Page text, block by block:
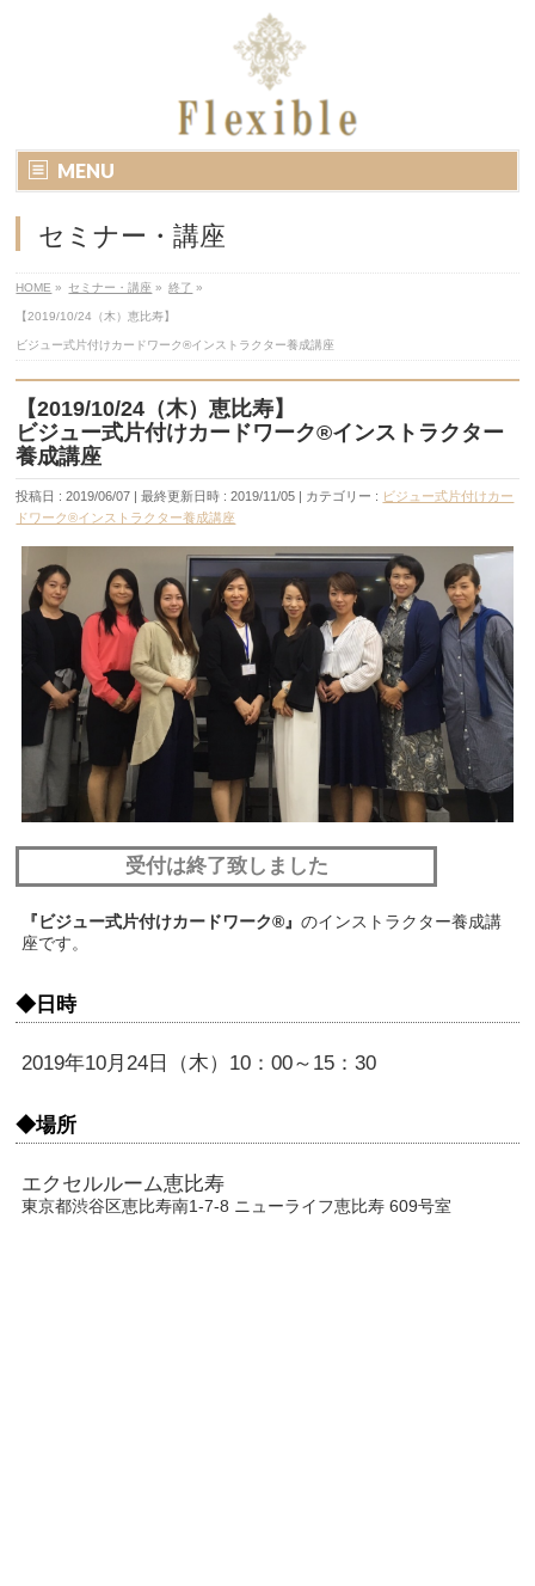
MENU
セミナー・講座
HOME » セミナー・講座 » 終了 »
【2019/10/24（木）恵比寿】
ビジュー式片付けカードワーク®インストラクター養成講座
【2019/10/24（木）恵比寿】
ビジュー式片付けカードワーク®インストラクター
養成講座
投稿日 : 2019/06/07 最終更新日時 : 2019/11/05 カテゴリー : ビジュー式片付けカー
ドワーク®インストラクター養成講座
受付は終了致しました
『ビジュー式片付けカードワーク®』のインストラクター養成講
座です。
◆日時
2019年10月24日（木）10：00～15：30
◆場所
エクセルルーム恵比寿
東京都渋谷区恵比寿南1-7-8 ニューライフ恵比寿 609号室